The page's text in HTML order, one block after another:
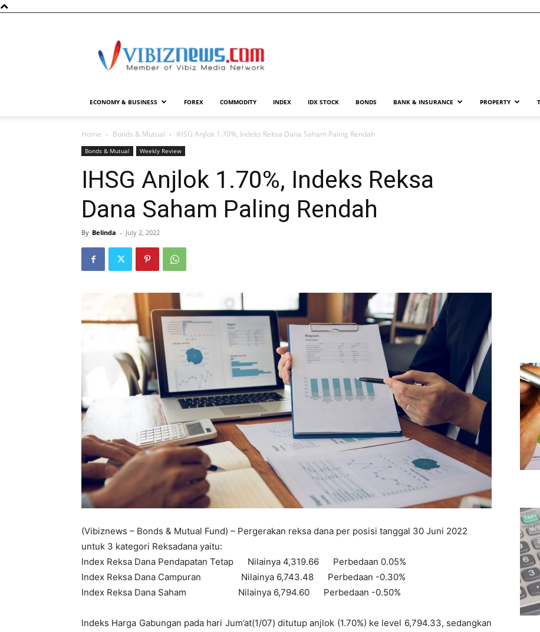
ECONOMY & BUSINESS FOREX COMMODITY INDEX IDX STOCK BONDS BANK & INSURANCE PROPERTY
Home Bonds & Mutual IHSG Anjlok 1.70%, Indeks Reksa Dana Saham Paling Rendah
Bonds & Mutual Weekly Review
IHSG Anjlok 1.70%, Indeks Reksa
Dana Saham Paling Rendah
By Belinda - July 2, 2022
(Vibiznews – Bonds & Mutual Fund) – Pergerakan reksa dana per posisi tanggal 30 Juni 2022
untuk 3 kategori Reksadana yaitu:
Index Reksa Dana Pendapatan Tetap Nilainya 4,319.66 Perbedaan 0.05%
Index Reksa Dana Campuran Nilainya 6,743.48 Perbedaan -0.30%
Index Reksa Dana Saham Nilainya 6,794.60 Perbedaan -0.50%
Indeks Harga Gabungan pada hari Jum’at(1/07) ditutup anjlok (1.70%) ke level 6,794.33, sedangkan